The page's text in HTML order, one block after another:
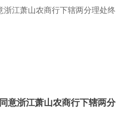
意浙江萧山农商行下辖两分